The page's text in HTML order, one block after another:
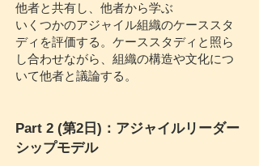
他者と共有し、他者から学ぶ
いくつかのアジャイル組織のケーススタ
ディを評価する。ケーススタディと照ら
し合わせながら、組織の構造や文化につ
いて他者と議論する。
Part 2 (第2日)：アジャイルリーダー
シップモデル